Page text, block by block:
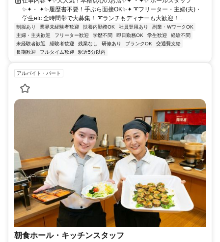
✨✦・ ✦✨履歴書不要！手ぶら面接OK✨✦ ➰フリーター・主婦(夫)・
学生etc 全時間帯で大募集！ ➰ランチもディナーも大歓迎！...
制服あり 業界未経験者歓迎 扶養内勤務OK 社員登用あり
副業・WワークOK
主婦・主夫歓迎
フリーター歓迎 学歴不問 即日勤務OK 学生歓迎
経験不問
未経験者歓迎
経験者歓迎 残業なし 研修あり ブランクOK
交通費支給
長期歓迎
フルタイム歓迎 駅近5分以内
アルバイト・パート
朝食ホール・キッチンスタッフ